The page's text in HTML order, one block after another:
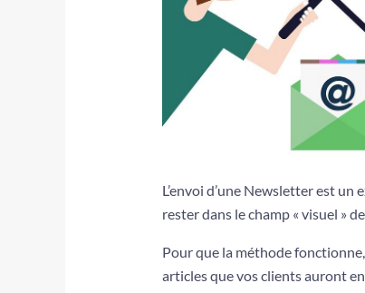
L’envoi d’une Newsletter est
rester dans le champ « visuel »
Pour que la méthode
articles que vos clients auront